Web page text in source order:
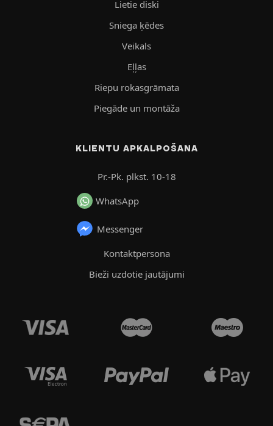
Lietie diski
Sniega ķēdes
Veikals
Eļļas
Riepu rokasgrāmata
Piegāde un montāža
KLIENTU APKALPOŠANA
Pr.-Pk. plkst. 10-18
WhatsApp
Messenger
Kontaktpersona
Bieži uzdotie jautājumi